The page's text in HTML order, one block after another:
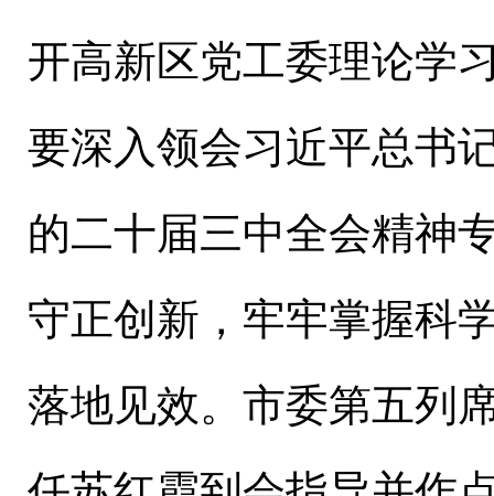
开高新区党工委理论学
要深入领会习近平总书
的二十届三中全会精神
守正创新，牢牢掌握科
落地见效。市委第五列